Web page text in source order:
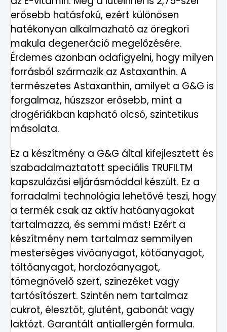
erősebb hatásfokú, ezért különösen
hatékonyan alkalmazható az öregkori
makula degeneráció megelőzésére.
Érdemes azonban odafigyelni, hogy milyen
forrásból származik az Astaxanthin. A
természetes Astaxanthin, amilyet a G&G is
forgalmaz, húszszor erősebb, mint a
drogériákban kapható olcsó, szintetikus
másolata.
Ez a készítmény a G&G által kifejlesztett és
szabadalmaztatott speciális TRUFILTM
kapszulázási eljárásmóddal készült. Ez a
forradalmi technológia lehetővé teszi, hogy
a termék csak az aktív hatóanyagokat
tartalmazza, és semmi mást! Ezért a
készítmény nem tartalmaz semmilyen
mesterséges vivőanyagot, kötőanyagot,
töltőanyagot, hordozóanyagot,
tömegnövelő szert, szinezéket vagy
tartósítószert. Szintén nem tartalmaz
cukrot, élesztőt, glutént, gabonát vagy
laktózt. Garantált antiallergén formula.